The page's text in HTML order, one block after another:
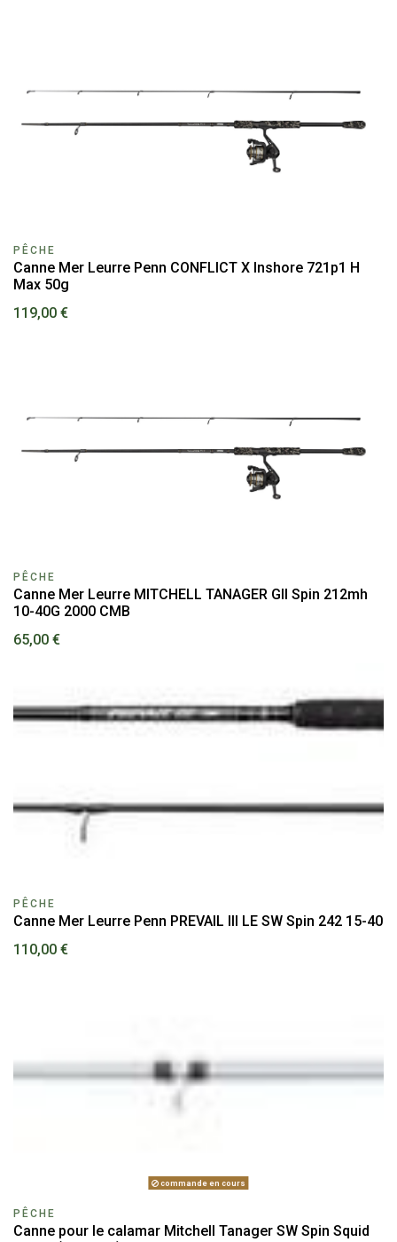
PÊCHE
Canne Mer Leurre Penn CONFLICT X Inshore 721p1 H
Max 50g
119,00 €
PÊCHE
Canne Mer Leurre MITCHELL TANAGER GII Spin 212mh
10-40G 2000 CMB
65,00 €
PÊCHE
Canne Mer Leurre Penn PREVAIL III LE SW Spin 242 15-40
110,00 €
commande en cours
PÊCHE
Canne pour le calamar Mitchell Tanager SW Spin Squid